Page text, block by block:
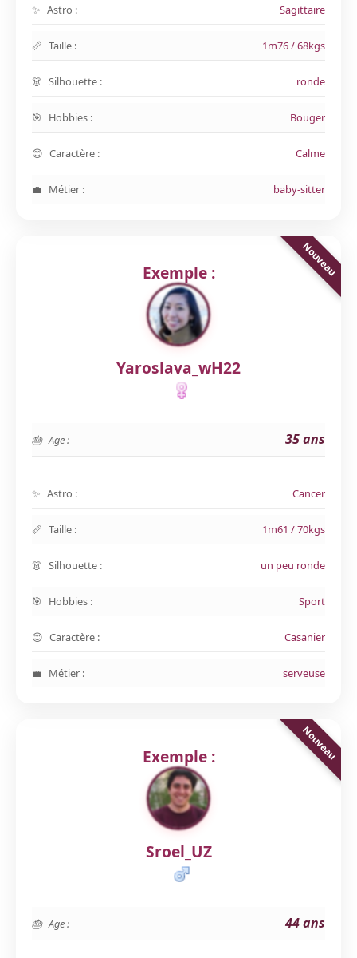
Astro : Sagittaire
Taille : 1m76 / 68kgs
Silhouette : ronde
Hobbies : Bouger
Caractère : Calme
Métier : baby-sitter
Exemple :
Yaroslava_wH22
Age : 35 ans
Astro : Cancer
Taille : 1m61 / 70kgs
Silhouette : un peu ronde
Hobbies : Sport
Caractère : Casanier
Métier : serveuse
Exemple :
Sroel_UZ
Age : 44 ans